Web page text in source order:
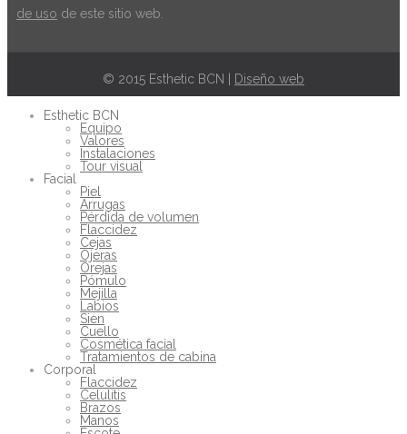
de uso de este sitio web.
© 2015 Esthetic BCN | Diseño web
Esthetic BCN
Equipo
Valores
Instalaciones
Tour visual
Facial
Piel
Arrugas
Pérdida de volumen
Flaccidez
Cejas
Ojeras
Orejas
Pómulo
Mejilla
Labios
Sien
Cuello
Cosmética facial
Tratamientos de cabina
Corporal
Flaccidez
Celulitis
Brazos
Manos